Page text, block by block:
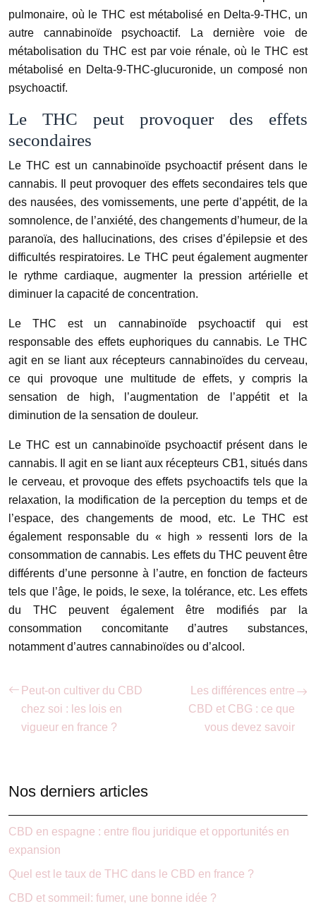
pulmonaire, où le THC est métabolisé en Delta-9-THC, un
autre cannabinoïde psychoactif. La dernière voie de
métabolisation du THC est par voie rénale, où le THC est
métabolisé en Delta-9-THC-glucuronide, un composé non
psychoactif.
Le THC peut provoquer des effets
secondaires
Le THC est un cannabinoïde psychoactif présent dans le
cannabis. Il peut provoquer des effets secondaires tels que
des nausées, des vomissements, une perte d’appétit, de la
somnolence, de l’anxiété, des changements d’humeur, de la
paranoïa, des hallucinations, des crises d’épilepsie et des
difficultés respiratoires. Le THC peut également augmenter
le rythme cardiaque, augmenter la pression artérielle et
diminuer la capacité de concentration.
Le THC est un cannabinoïde psychoactif qui est
responsable des effets euphoriques du cannabis. Le THC
agit en se liant aux récepteurs cannabinoïdes du cerveau,
ce qui provoque une multitude de effets, y compris la
sensation de high, l’augmentation de l’appétit et la
diminution de la sensation de douleur.
Le THC est un cannabinoïde psychoactif présent dans le
cannabis. Il agit en se liant aux récepteurs CB1, situés dans
le cerveau, et provoque des effets psychoactifs tels que la
relaxation, la modification de la perception du temps et de
l’espace, des changements de mood, etc. Le THC est
également responsable du « high » ressenti lors de la
consommation de cannabis. Les effets du THC peuvent être
différents d’une personne à l’autre, en fonction de facteurs
tels que l’âge, le poids, le sexe, la tolérance, etc. Les effets
du THC peuvent également être modifiés par la
consommation concomitante d’autres substances,
notamment d’autres cannabinoïdes ou d’alcool.
Peut-on cultiver du CBD
chez soi : les lois en
vigueur en france ?
Les différences entre
CBD et CBG : ce que
vous devez savoir
Nos derniers articles
CBD en espagne : entre flou juridique et opportunités en
expansion
Quel est le taux de THC dans le CBD en france ?
CBD et sommeil: fumer, une bonne idée ?